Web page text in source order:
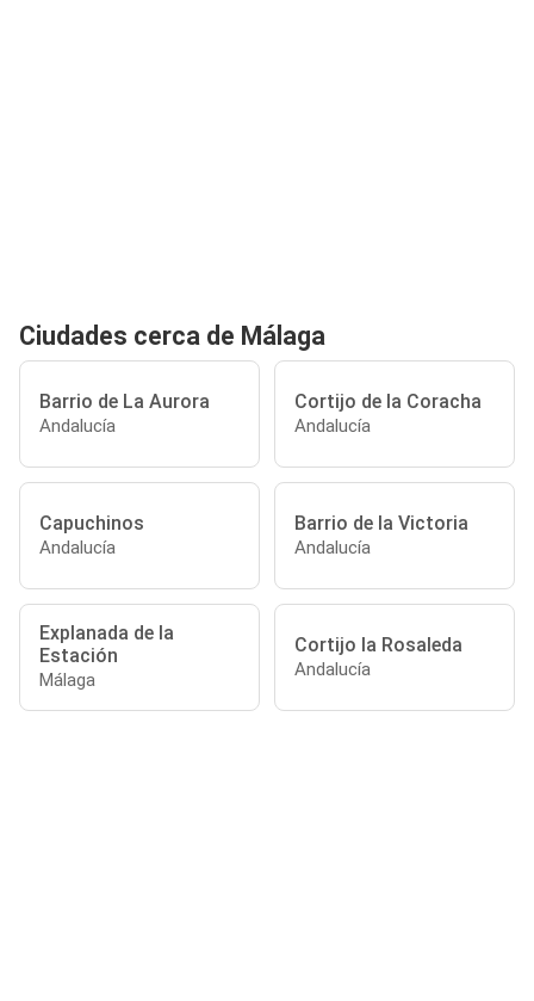
Ciudades cerca de Málaga
Barrio de La Aurora
Andalucía
Cortijo de la Coracha
Andalucía
Capuchinos
Andalucía
Barrio de la Victoria
Andalucía
Explanada de la
Estación
Málaga
Cortijo la Rosaleda
Andalucía